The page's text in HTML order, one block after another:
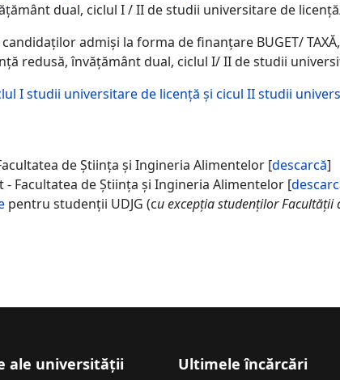
dual, ciclul I / II de studii universitare de
candidaţilor admişi la forma de finanţare BUGET/
redusă, învățământ dual, ciclul I/ II de studii
I studii universitare de licență și cicul II studii
de Știința și Ingineria Alimentelor [descarcă]
Facultatea de Știința și Ingineria Alimentelor [
pentru studenții UDJG (cu excepția studenților Facultății
ale universității Ultimele încărcări